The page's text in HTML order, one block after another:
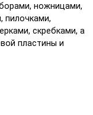
ножницами,
пилочками,
скребками, а
пластины и